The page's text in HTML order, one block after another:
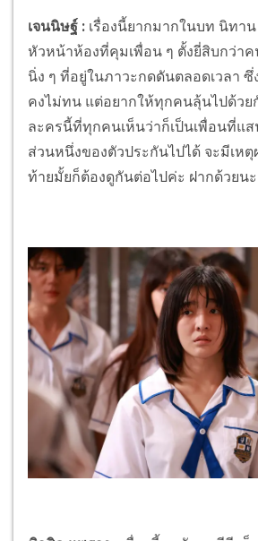
เจนนิษฐ์ : เรื่องนี้ยากมากในบท นิทาน
หัวหน้าห้องที่คุมเพื่อน ๆ ตั้งยี่สิบกว่า
นิ่ง ๆ ที่อยู่ในภาวะกดดันตลอดเวลา
คงไม่ทน แต่อยากให้ทุกคนลุ้นไปด้วย
ละครนี้ที่ทุกคนเห็นว่าก็เป็นเพื่อนที่แ
ส่วนหนึ่งของตัวประกันไปได้ จะมีเห
ท้ายมั้ยก็ต้องดูกันต่อไปค่ะ ฝากด้วยน